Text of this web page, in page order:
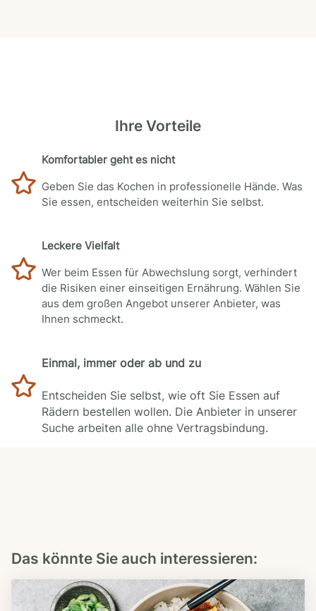
Ihre Vorteile
Komfortabler geht es nicht
Geben Sie das Kochen in professionelle Hände. Was
Sie essen, entscheiden weiterhin Sie selbst.
Leckere Vielfalt
Wer beim Essen für Abwechslung sorgt, verhindert
die Risiken einer einseitigen Ernährung. Wählen Sie
aus dem großen Angebot unserer Anbieter, was
Ihnen schmeckt.
Einmal, immer oder ab und zu
Entscheiden Sie selbst, wie oft Sie Essen auf
Rädern bestellen wollen. Die Anbieter in unserer
Suche arbeiten alle ohne Vertragsbindung.
Das könnte Sie auch interessieren: